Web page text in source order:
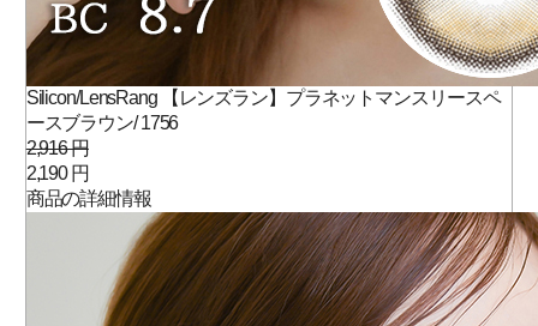
Silicon/LensRang 【レンズラン】プラネットマンスリースペ
ースブラウン/ 1756
2,916 円
2,190 円
商品の詳細情報